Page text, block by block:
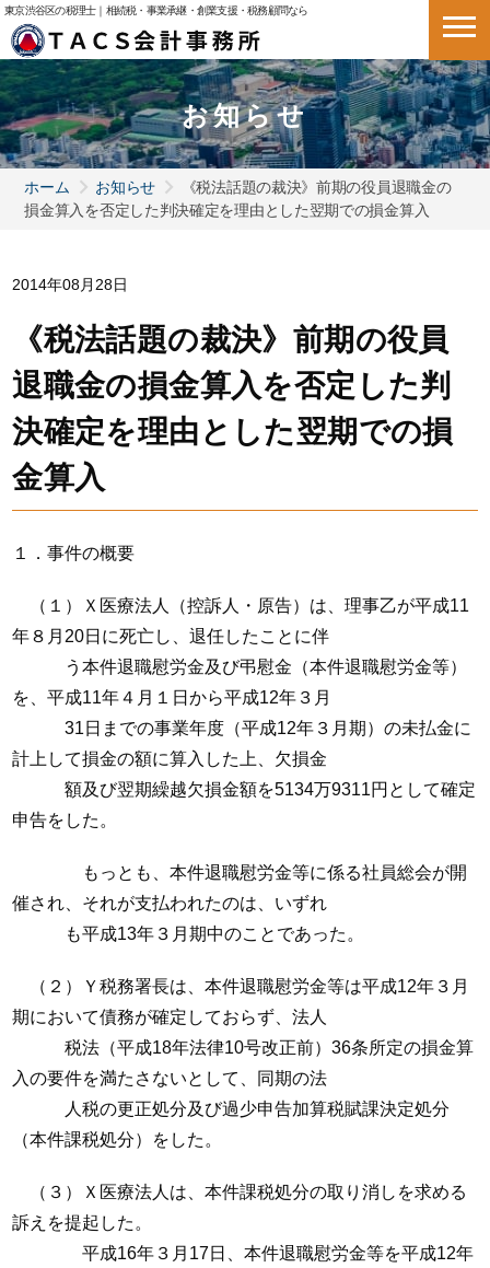
東京渋谷区の税理士｜相続税・事業承継・創業支援・税務顧問なら
お知らせ
ホーム お知らせ
《税法話題の裁決》前期の役員退職金の
損金算入を否定した判決確定を理由とした翌期での損金算入
2014年08月28日
《税法話題の裁決》前期の役員
退職金の損金算入を否定した判
決確定を理由とした翌期での損
金算入
１．事件の概要
（１）Ｘ医療法人（控訴人・原告）は、理事乙が平成11
年８月20日に死亡し、退任したことに伴
う本件退職慰労金及び弔慰金（本件退職慰労金等）
を、平成11年４月１日から平成12年３月
31日までの事業年度（平成12年３月期）の未払金に
計上して損金の額に算入した上、欠損金
額及び翌期繰越欠損金額を5134万9311円として確定
申告をした。
もっとも、本件退職慰労金等に係る社員総会が開
催され、それが支払われたのは、いずれ
も平成13年３月期中のことであった。
（２）Ｙ税務署長は、本件退職慰労金等は平成12年３月
期において債務が確定しておらず、法人
税法（平成18年法律10号改正前）36条所定の損金算
入の要件を満たさないとして、同期の法
人税の更正処分及び過少申告加算税賦課決定処分
（本件課税処分）をした。
（３）Ｘ医療法人は、本件課税処分の取り消しを求める
訴えを提起した。
平成16年３月17日、本件退職慰労金等を平成12年